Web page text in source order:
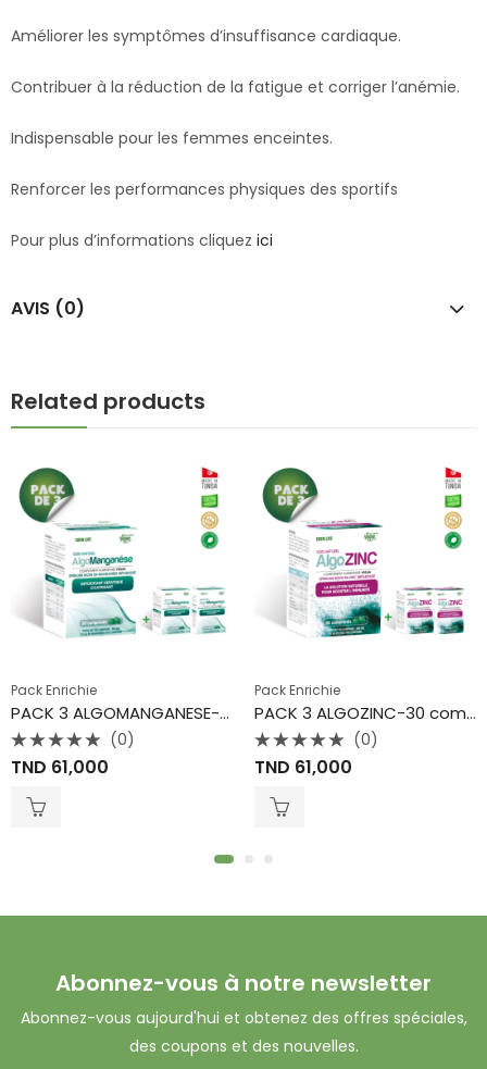
Améliorer les symptômes d’insuffisance cardiaque.
Contribuer à la réduction de la fatigue et corriger l’anémie.
Indispensable pour les femmes enceintes.
Renforcer les performances physiques des sportifs
Pour plus d’informations cliquez ici
AVIS (0)
Related products
Pack Enrichie
PACK 3 ALGOMANGANESE-30 comprimés- Eden life
Note
0
(0)
TND 61,000
Pack Enrichie
PACK 3 ALGOZINC-30 comprimés- Eden life
Note
0
(0)
TND 61,000
Abonnez-vous à notre newsletter
Abonnez-vous aujourd'hui et obtenez des offres spéciales,
des coupons et des nouvelles.